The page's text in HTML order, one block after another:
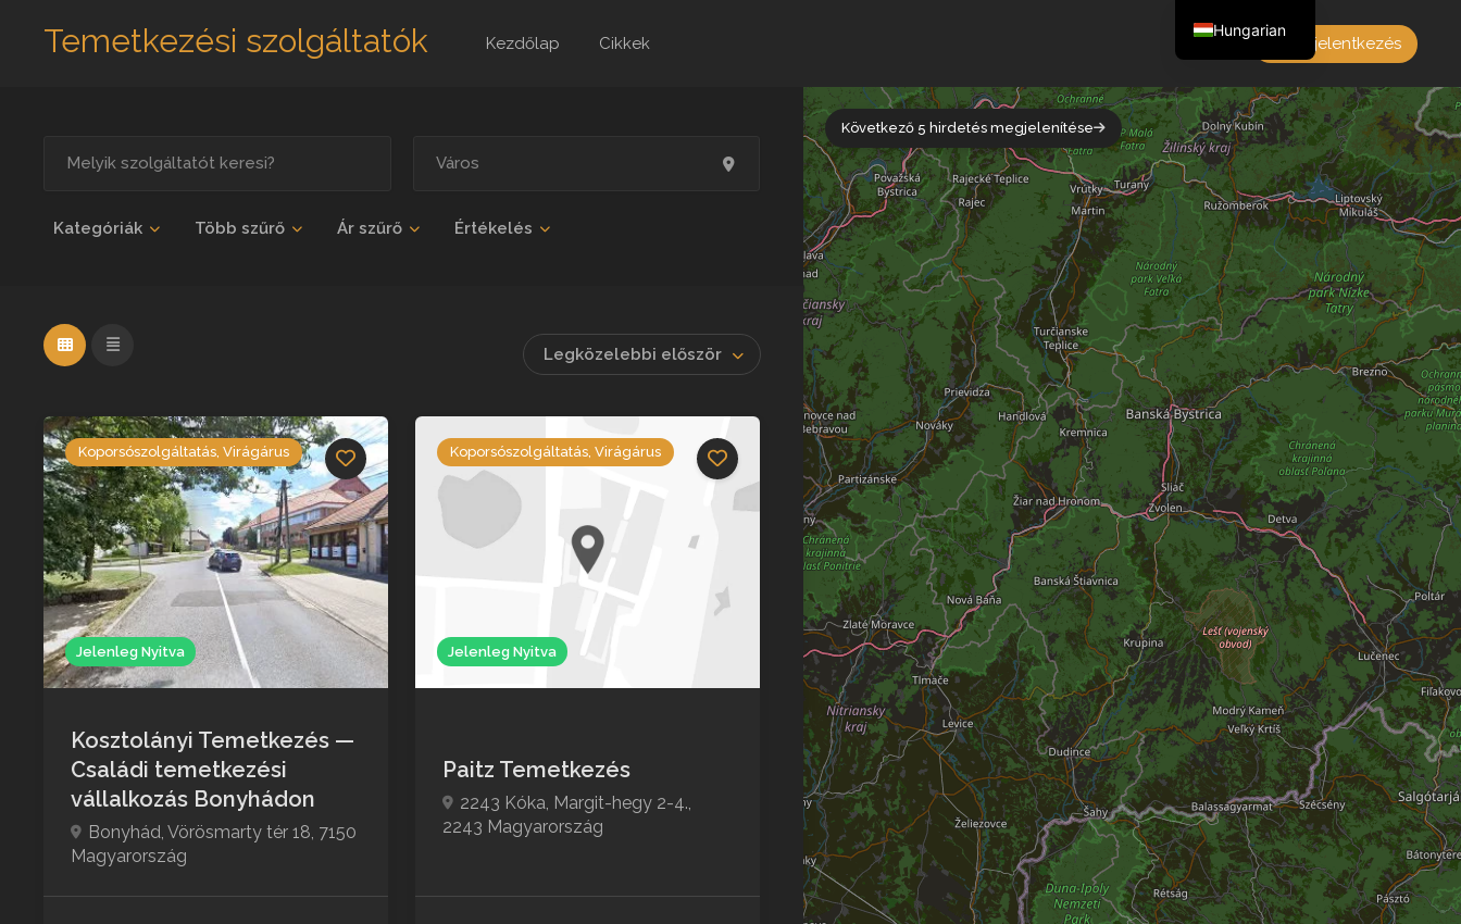
Temetkezési szolgáltatók Kezdőlap Cikkek Bejelentkezés
Kategóriák Több szűrő Ár szűrő Értékelés
Legközelebbi először
Jelenleg Nyitva
Koporsószolgáltatás, Virágárus
Kosztolányi Temetkezés —
Családi temetkezési
vállalkozás Bonyhádon
Bonyhád, Vörösmarty tér 18, 7150
Magyarország
Jelenleg Nyitva
Koporsószolgáltatás, Virágárus
Paitz Temetkezés
2243 Kóka, Margit-hegy 2-4.,
2243 Magyarország
Következő 5 hirdetés megjelenítése
Hungarian
English
Czech
German
Polish
French